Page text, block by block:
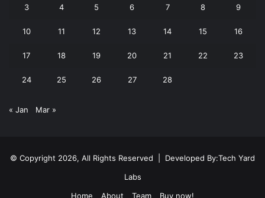
3 4 5 6 7 8 9
10 11 12 13 14 15 16
17 18 19 20 21 22 23
24 25 26 27 28
« Jan Mar »
© Copyright 2026, All Rights Reserved | Developed By:Tech Yard
Labs
Home
About Team Buy now!